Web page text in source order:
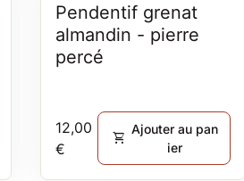
Pendentif grenat
almandin - pierre
percé
Prix normal
12,00
€
shopping_cart
Ajouter au pan
ier